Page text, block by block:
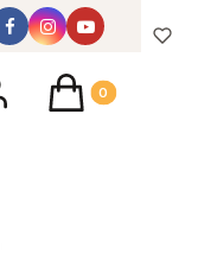
Produkty w